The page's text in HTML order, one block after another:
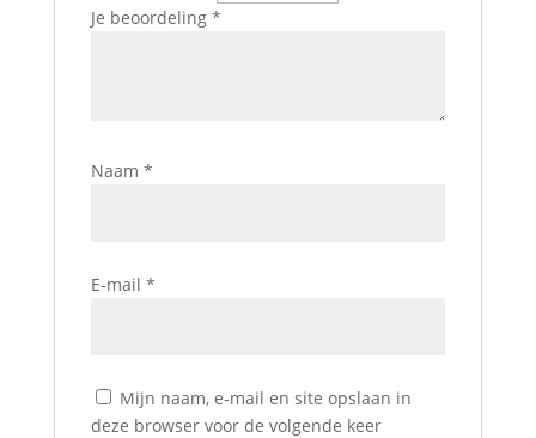
Je beoordeling *
Naam *
E-mail *
Mijn naam, e-mail en site opslaan in
deze browser voor de volgende keer